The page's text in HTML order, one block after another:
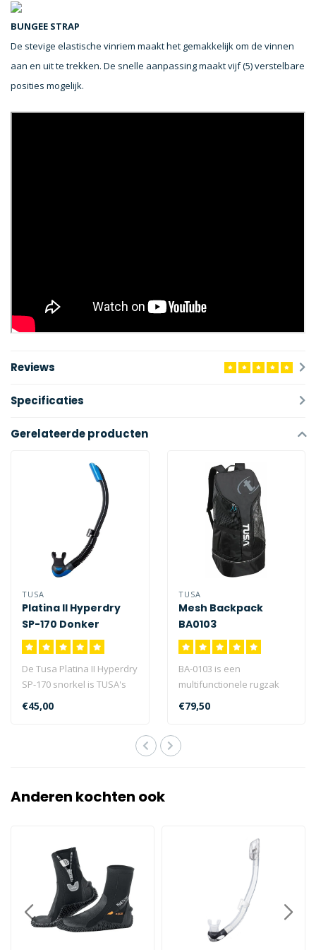
BUNGEE STRAP
De stevige elastische vinriem maakt het gemakkelijk om de vinnen
aan en uit te trekken. De snelle aanpassing maakt vijf (5) verstelbare
posities mogelijk.
Reviews
Specificaties
Gerelateerde producten
TUSA
Platina II Hyperdry
SP-170 Donker
Siliconen
De Tusa Platina II Hyperdry
SP-170 snorkel is TUSA's
eerste semi-droge snorkel
€45,00
TUSA
Mesh Backpack
BA0103
BA-0103 is een
multifunctionele rugzak
die ideaal is voor het
dragen van snorkel..
€79,50
Anderen kochten ook